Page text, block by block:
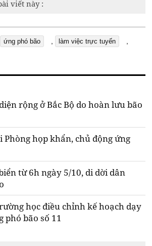
viết này :
ứng phó bão làm việc trực tuyến
rộng ở Bắc Bộ do hoàn lưu bão
Phòng họp khẩn, chủ động ứng
từ 6h ngày 5/10, di dời dân
học điều chỉnh kế hoạch dạy
phó bão số 11